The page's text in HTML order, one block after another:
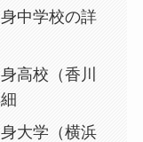
中学校の詳
高校（香川
大学（横浜